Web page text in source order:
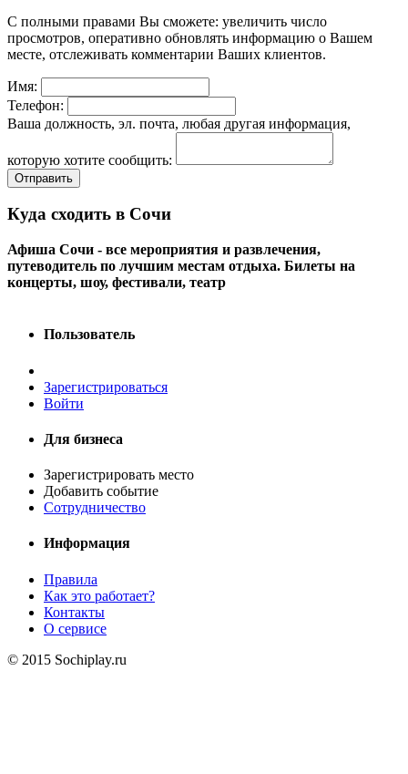
С полными правами Вы сможете: увеличить число
просмотров, оперативно обновлять информацию о Вашем
месте, отслеживать комментарии Ваших клиентов.
Имя:
Телефон:
Ваша должность, эл. почта, любая другая информация,
которую хотите сообщить:
Отправить
Куда сходить в Сочи
Афиша Сочи - все мероприятия и развлечения,
путеводитель по лучшим местам отдыха. Билеты на
концерты, шоу, фестивали, театр
Пользователь
Зарегистрироваться
Войти
Для бизнеса
Зарегистрировать место
Добавить событие
Сотрудничество
Информация
Правила
Как это работает?
Контакты
О сервисе
© 2015 Sochiplay.ru